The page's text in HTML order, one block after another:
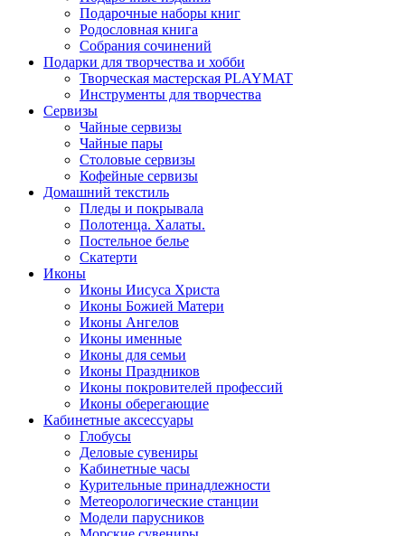
Подарочные наборы книг
Родословная книга
Собрания сочинений
Подарки для творчества и хобби
Творческая мастерская PLAYMAT
Инструменты для творчества
Cервизы
Чайные сервизы
Чайные пары
Столовые сервизы
Кофейные сервизы
Домашний текстиль
Пледы и покрывала
Полотенца. Халаты.
Постельное белье
Скатерти
Иконы
Иконы Иисуса Христа
Иконы Божией Матери
Иконы Ангелов
Иконы именные
Иконы для семьи
Иконы Праздников
Иконы покровителей профессий
Иконы оберегающие
Кабинетные аксессуары
Глобусы
Деловые сувениры
Кабинетные часы
Курительные принадлежности
Метеорологические станции
Модели парусников